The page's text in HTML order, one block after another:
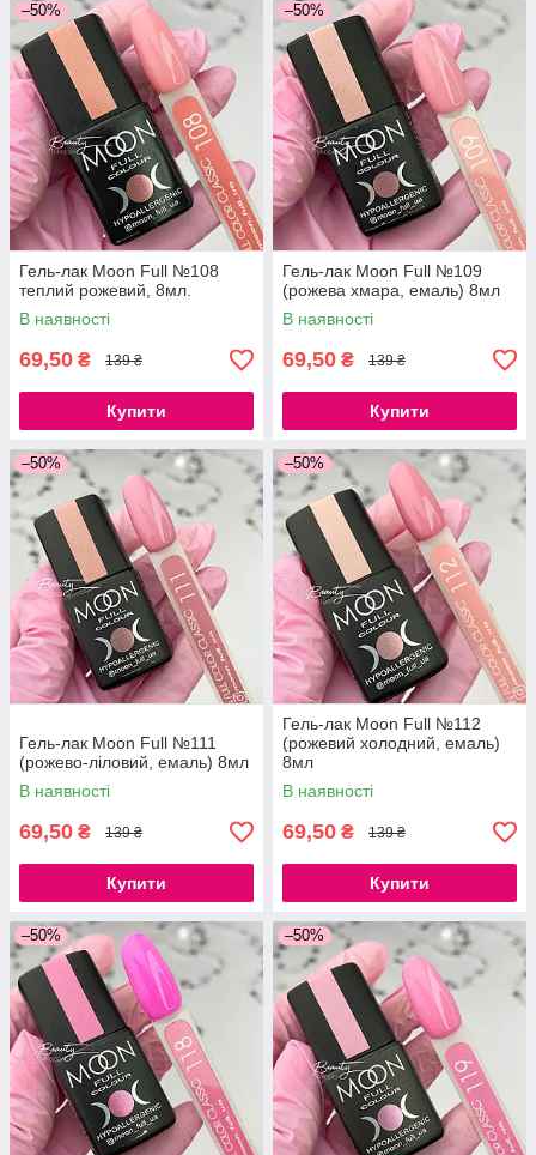
–50%
Гель-лак Moon Full №108
теплий рожевий, 8мл.
В наявності
69,50 ₴ 139 ₴
Купити
–50%
Гель-лак Moon Full №109
(рожева хмара, емаль) 8мл
В наявності
69,50 ₴ 139 ₴
Купити
–50%
Гель-лак Moon Full №111
(рожево-ліловий, емаль) 8мл
В наявності
69,50 ₴ 139 ₴
Купити
–50%
Гель-лак Moon Full №112
(рожевий холодний, емаль)
8мл
В наявності
69,50 ₴ 139 ₴
Купити
–50% –50%